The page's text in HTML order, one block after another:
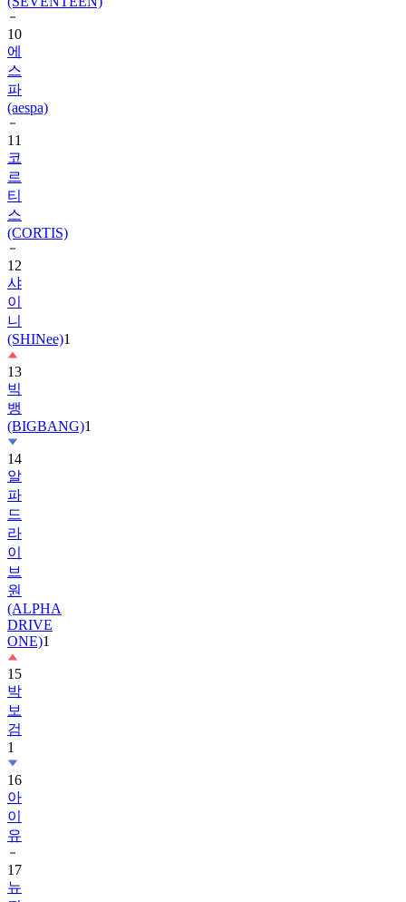
에
스
파
(aespa)
11
코
르
티
스
(CORTIS)
12
샤
이
니
(SHINee)
13
빅
뱅
(BIGBANG)
14
알
파
드
라
이
브
원
(ALPHA
DRIVE
ONE)1
15
박
보
검
1
16
아
이
유
17
뉴
진
스